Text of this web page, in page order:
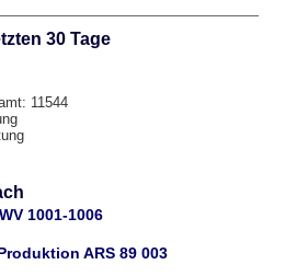
30 Tage
11544
1001-1006
ARS 89 003